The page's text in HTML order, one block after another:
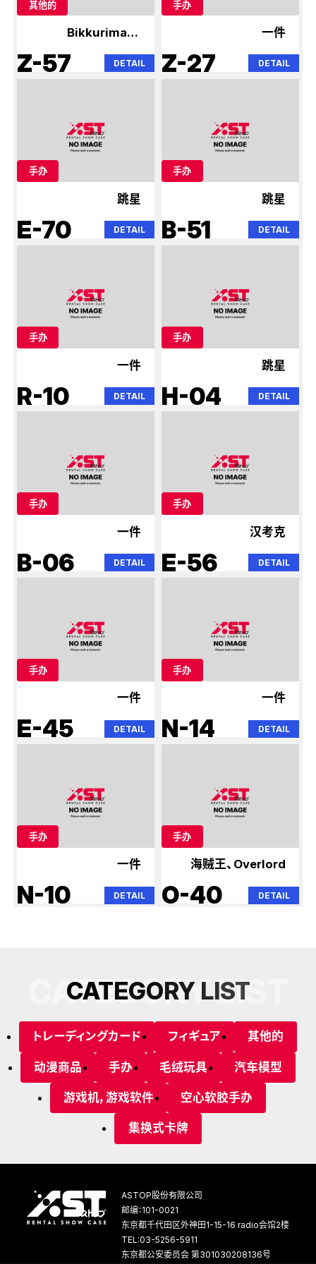
其他的
Bikkuriman，
Niformation
Z-57 DETAIL
手办
一件
Z-27 DETAIL
手办
跳星
E-70 DETAIL
手办
跳星
B-51 DETAIL
手办
一件
R-10 DETAIL
手办
跳星
H-04 DETAIL
手办
一件
B-06 DETAIL
手办
汉考克
E-56 DETAIL
手办
一件
E-45 DETAIL
手办
一件
N-14 DETAIL
手办
一件
N-10 DETAIL
手办
海贼王、Overlord
O-40 DETAIL
CATEGORY LIST
CATEGORY LIST
トレーディングカード フィギュア 其他的
动漫商品 手办 毛绒玩具 汽车模型
游戏机，游戏软件 空心软胶手办
集换式卡牌
ASTOP股份有限公司
邮编：101-0021
东京都千代田区外神田1-15-16 radio会馆2楼
TEL:03-5256-5911
东京都公安委员会 第301030208136号